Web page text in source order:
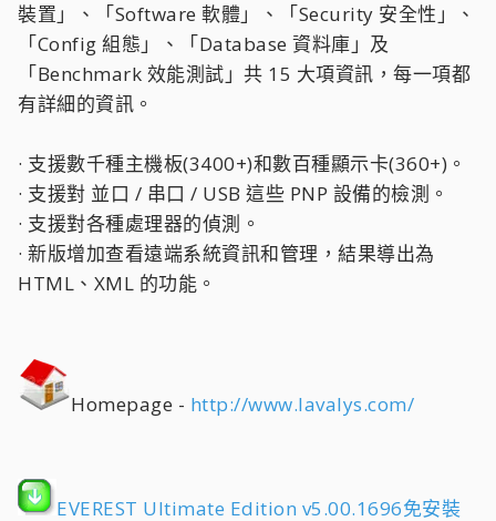
裝置」、「Software 軟體」、「Security 安全性」、
「Config 組態」、「Database 資料庫」及
「Benchmark 效能測試」共 15 大項資訊，每一項都
有詳細的資訊。
· 支援數千種主機板(3400+)和數百種顯示卡(360+)。
· 支援對 並口 / 串口 / USB 這些 PNP 設備的檢測。
· 支援對各種處理器的偵測。
· 新版增加查看遠端系統資訊和管理，結果導出為
HTML、XML 的功能。
Homepage - http://www.lavalys.com/
EVEREST Ultimate Edition v5.00.1696免安裝